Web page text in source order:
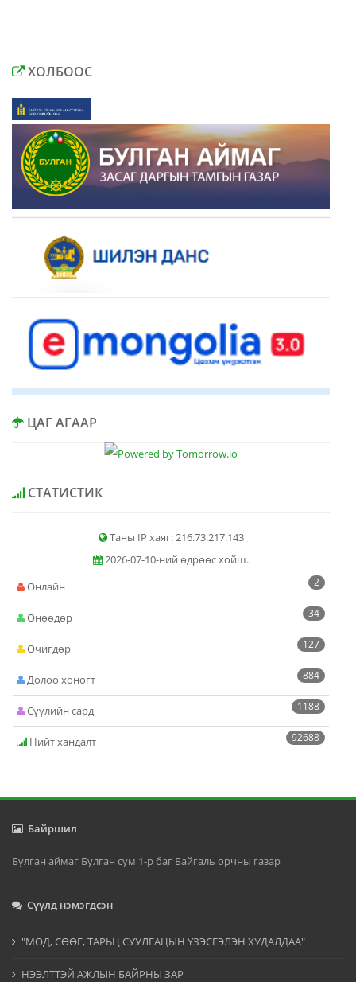
ХОЛБООС
ЦАГ АГААР
СТАТИСТИК
Таны IP хаяг: 216.73.217.143
2026-07-10-ний өдрөөс хойш.
2
Онлайн
34
Өнөөдөр
127
Өчигдөр
884
Долоо хоногт
1188
Сүүлийн сард
92688
Нийт хандалт
Байршил
Булган аймаг Булган сум 1-р баг Байгаль орчны газар
Сүүлд нэмэгдсэн
"МОД, СӨӨГ, ТАРЬЦ СУУЛГАЦЫН ҮЗЭСГЭЛЭН ХУДАЛДАА"
НЭЭЛТТЭЙ АЖЛЫН БАЙРНЫ ЗАР